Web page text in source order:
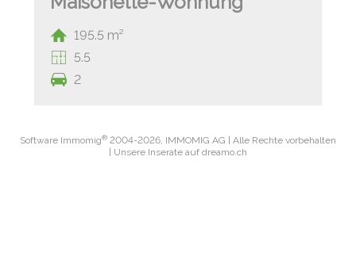
195.5 m²
5.5
2
Software Immomig® 2004-2026, IMMOMIG AG | Alle Rechte vorbehalten
| Unsere Inserate auf dreamo.ch